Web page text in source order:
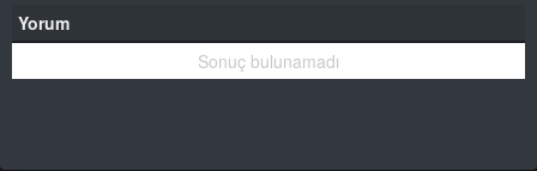
Yorum
Sonuç bulunamadı